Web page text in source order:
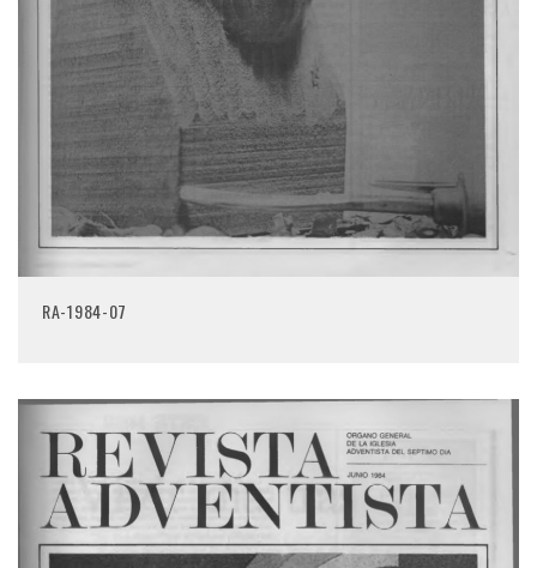
RA-1984-07